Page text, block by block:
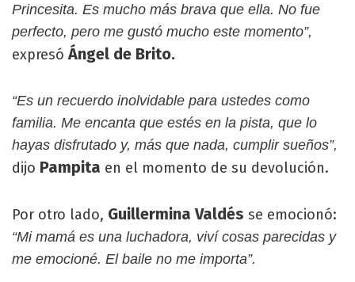
Princesita. Es mucho más brava que ella. No fue
perfecto, pero me gustó mucho este momento”,
expresó Ángel de Brito.
“Es un recuerdo inolvidable para ustedes como
familia. Me encanta que estés en la pista, que lo
hayas disfrutado y, más que nada, cumplir sueños”,
dijo Pampita en el momento de su devolución.
Por otro lado, Guillermina Valdés se emocionó:
“Mi mamá es una luchadora, viví cosas parecidas y
me emocioné. El baile no me importa”.